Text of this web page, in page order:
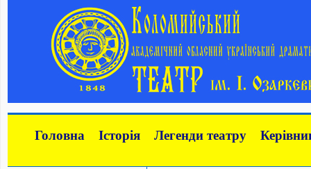
Головна Історія Легенди театру